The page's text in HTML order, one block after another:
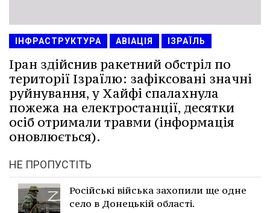
ІНФРАСТРУКТУРА АВІАЦІЯ ІЗРАЇЛЬ
Іран здійснив ракетний обстріл по
території Ізраїлю: зафіксовані значні
руйнування, у Хайфі спалахнула
пожежа на електростанції, десятки
осіб отримали травми (інформація
оновлюється).
НЕ ПРОПУСТІТЬ
Російські війська захопили ще одне
село в Донецькій області.